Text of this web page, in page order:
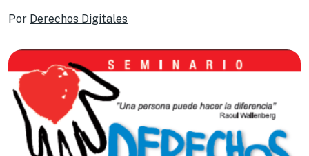
Por Derechos Digitales